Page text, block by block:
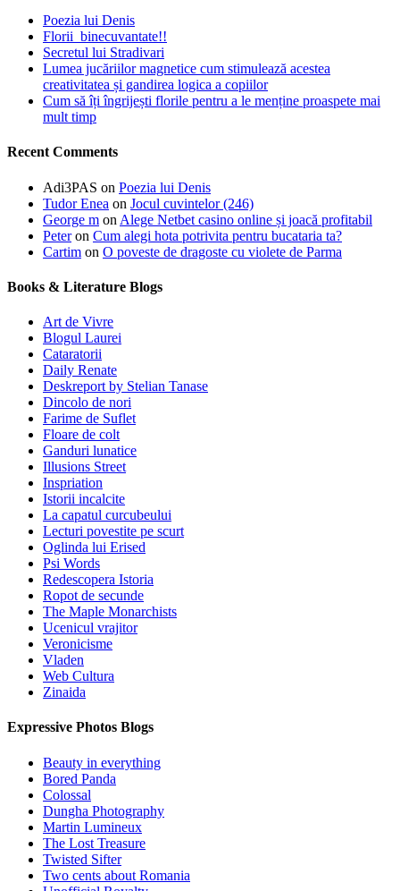
Poezia lui Denis
Florii binecuvantate!!
Secretul lui Stradivari
Lumea jucăriilor magnetice cum stimulează acestea
creativitatea și gandirea logica a copiilor
Cum să îți îngrijești florile pentru a le menține proaspete mai
mult timp
Recent Comments
Adi3PAS on Poezia lui Denis
Tudor Enea on Jocul cuvintelor (246)
George m on Alege Netbet casino online și joacă profitabil
Peteron Cum alegi hota potrivita pentru bucataria ta?
Cartim on O poveste de dragoste cu violete de Parma
Books & Literature Blogs
Art de Vivre
Blogul Laurei
Cataratorii
Daily Renate
Deskreport by Stelian Tanase
Dincolo de nori
Farime de Suflet
Floare de colt
Ganduri lunatice
Illusions Street
Inspriation
Istorii incalcite
La capatul curcubeului
Lecturi povestite pe scurt
Oglinda lui Erised
Psi Words
Redescopera Istoria
Ropot de secunde
The Maple Monarchists
Ucenicul vrajitor
Veronicisme
Vladen
Web Cultura
Zinaida
Expressive Photos Blogs
Beauty in everything
Bored Panda
Colossal
Dungha Photography
Martin Lumineux
The Lost Treasure
Twisted Sifter
Two cents about Romania